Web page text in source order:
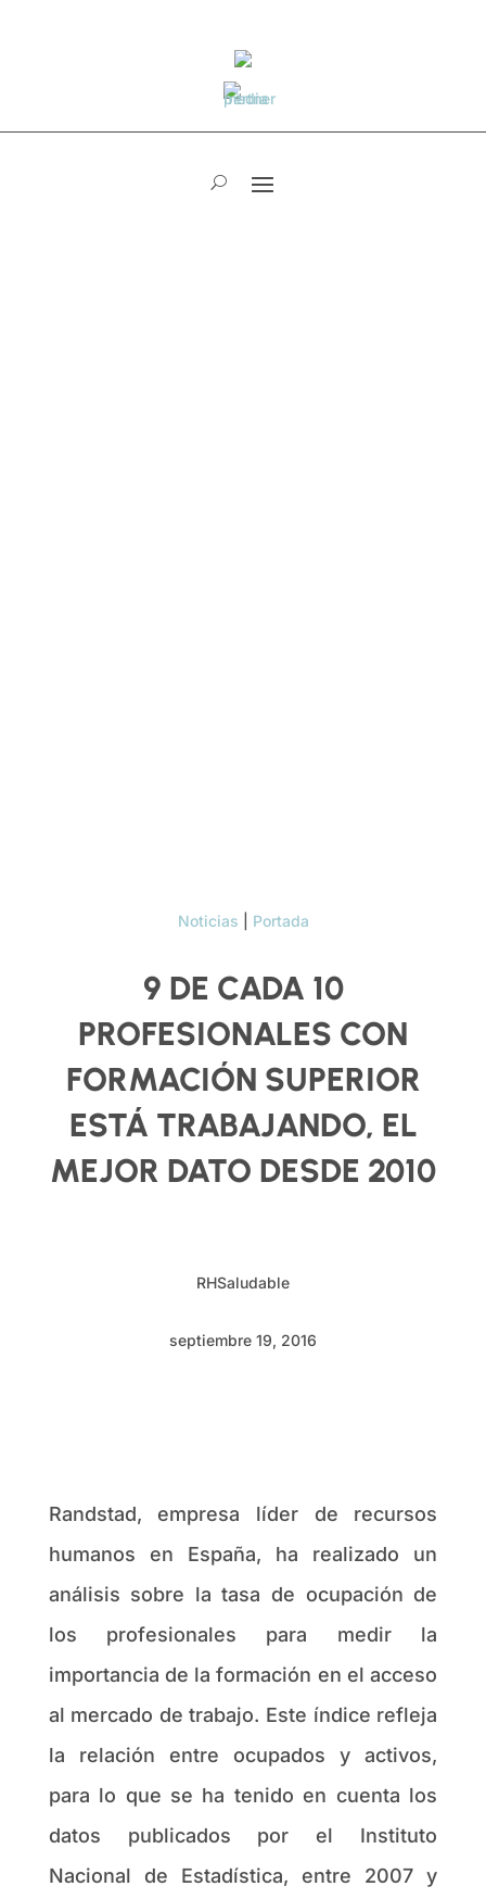
Noticias Portada
9 DE CADA 10
PROFESIONALES CON
FORMACIÓN SUPERIOR
ESTÁ TRABAJANDO, EL
MEJOR DATO DESDE 2010
RHSaludable
septiembre 19, 2016
Randstad, empresa líder de recursos
humanos en España, ha realizado un
análisis sobre la tasa de ocupación de
los profesionales para medir la
importancia de la formación en el acceso
al mercado de trabajo. Este índice refleja
la relación entre ocupados y activos,
para lo que se ha tenido en cuenta los
datos publicados por el Instituto
Nacional de Estadística, entre 2007 y